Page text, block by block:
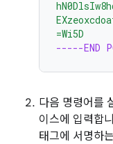
=Wi5D
-----END
다음 명령어를
이스에 입력합
태그에 서명하